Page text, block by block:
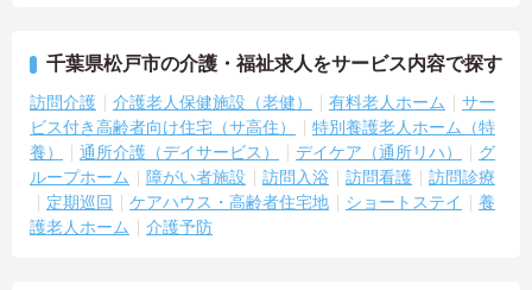
千葉県松戸市の介護・福祉求人をサービス内容で探す
訪問介護 介護老人保健施設（老健） 有料老人ホーム
サー
ビス付き高齢者向け住宅（サ高住）
特別養護老人ホーム（特
養）
通所介護（デイサービス） デイケア（通所リハ）
グ
ループホーム
障がい者施設 訪問入浴 訪問看護
訪問診療
定期巡回
ケアハウス・高齢者住宅地 ショートステイ
養
護老人ホーム
介護予防